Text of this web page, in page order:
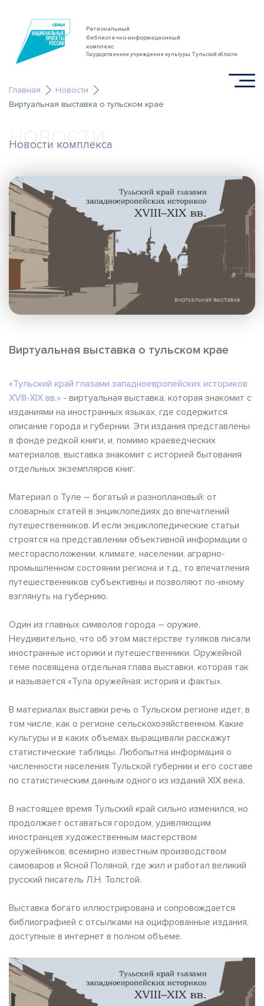
Региональный
библиотечно-информационный
комплекс
Государственное учреждение культуры Тульской области
Главная
Новости
Виртуальная выставка о тульском крае
Новости комплекса
НОВОСТИ
Виртуальная выставка о тульском крае
«Тульский край глазами западноевропейских историков
XVIII-XIX вв.» - виртуальная выставка, которая знакомит с
изданиями на иностранных языках, где содержится
описание города и губернии. Эти издания представлены
в фонде редкой книги, и, помимо краеведческих
материалов, выставка знакомит с историей бытования
отдельных экземпляров книг.
Материал о Туле – богатый и разноплановый: от
словарных статей в энциклопедиях до впечатлений
путешественников. И если энциклопедические статьи
строятся на представлении объективной информации о
месторасположении, климате, населении, аграрно-
промышленном состоянии региона и т.д., то впечатления
путешественников субъективны и позволяют по-иному
взглянуть на губернию.
Один из главных символов города – оружие.
Неудивительно, что об этом мастерстве туляков писали
иностранные историки и путешественники. Оружейной
теме посвящена отдельная глава выставки, которая так
и называется «Тула оружейная: история и факты».
В материалах выставки речь о Тульском регионе идет, в
том числе, как о регионе сельскохозяйственном. Какие
культуры и в каких объемах выращивали расскажут
статистические таблицы. Любопытна информация о
численности населения Тульской губернии и его составе
по статистическим данным одного из изданий XIX века.
В настоящее время Тульский край сильно изменился, но
продолжает оставаться городом, удивляющим
иностранцев художественным мастерством
оружейников, всемирно известным производством
самоваров и Ясной Поляной, где жил и работал великий
русский писатель Л.Н. Толстой.
Выставка богато иллюстрирована и сопровождается
библиографией с отсылками на оцифрованные издания,
доступные в интернет в полном объеме.